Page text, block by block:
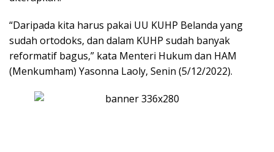
“Daripada kita harus pakai UU KUHP Belanda yang
sudah ortodoks, dan dalam KUHP sudah banyak
reformatif bagus,” kata Menteri Hukum dan HAM
(Menkumham) Yasonna Laoly, Senin (5/12/2022).